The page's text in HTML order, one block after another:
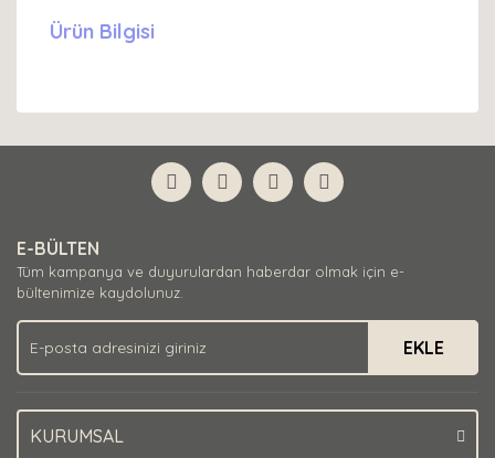
Ürün Bilgisi
E-BÜLTEN
Tüm kampanya ve duyurulardan haberdar olmak için e-
bültenimize kaydolunuz.
EKLE
KURUMSAL